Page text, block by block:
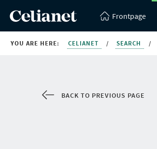
Frontpage
YOU ARE HERE: CELIANET / SEARCH /
BACK TO PREVIOUS PAGE